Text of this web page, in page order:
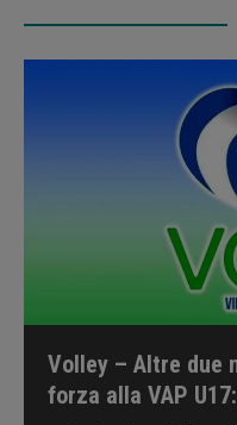
Volley – Altre due
forza alla VAP